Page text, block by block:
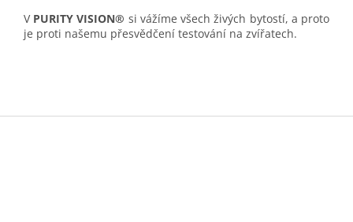
V PURITY VISION® si vážíme všech živých bytostí, a proto
je proti našemu přesvědčení testování na zvířatech.
Z